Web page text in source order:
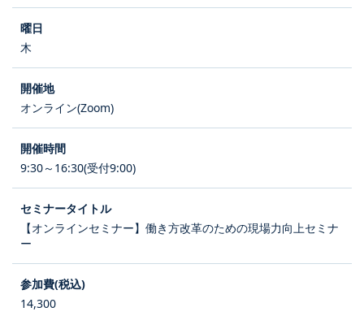
木
オンライン(Zoom)
9:30～16:30(受付9:00)
【オンラインセミナー】働き方改革のための現場力向上セミナ
ー
14,300